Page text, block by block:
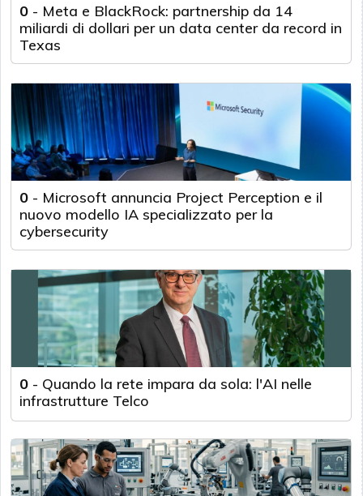
0 - Meta e BlackRock: partnership da 14
miliardi di dollari per un data center da record in
Texas
0 - Microsoft annuncia Project Perception e il
nuovo modello IA specializzato per la
cybersecurity
0 - Quando la rete impara da sola: l'AI nelle
infrastrutture Telco